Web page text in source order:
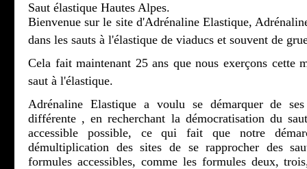
Saut élastique Hautes Alpes.
Bienvenue sur le site d'Adrénaline Elastique,
dans les sauts à l'élastique de viaducs et souvent de
Cela fait maintenant 25 ans que nous exerçons cette
saut à l'élastique.
Adrénaline Elastique a voulu se démarquer de
différente , en recherchant la démocratisation du
accessible possible, ce qui fait que notre
démultiplication des sites de se rapprocher des
formules accessibles, comme les formules deux,